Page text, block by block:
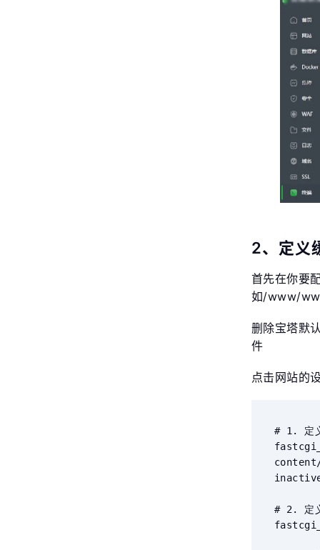
2、定义
首先在你要
如/www/
删除宝塔默
件
点击网站的
# 1. 定义
# 2. 定